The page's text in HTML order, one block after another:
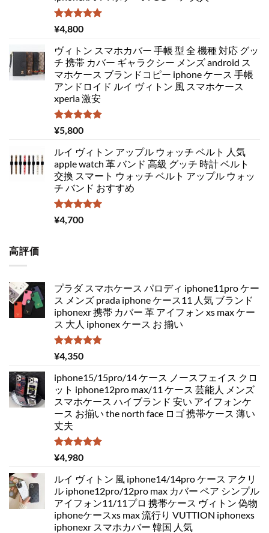
5段階中
5.00
¥4,800
ヴィトン スマホカバー 手帳 型 全 機種 対応 グッ
チ 携帯 カバー ギャラクシー メンズ android ス
マホケース ブランドコピー iphone ケース 手帳
アンドロイド ルイ ヴィトン 風 スマホケース
xperia 激安
5段階中
5.00
¥5,800
ルイ ヴィトン アップル ウォッチ ベルト 人気
apple watch 革 バンド 高級 グッチ 時計 ベルト
交換 スマート ウォッチ ベルト アップル ウォッ
チ バンド おすすめ
5段階中
5.00
¥4,700
高評価
プラダ スマホケース パロディ iphone11pro ケー
ス メンズ prada iphone ケース11 人気 ブランド
iphonexr 携帯 カバー 革 アイフォン xs max ケー
ス 大人 iphonex ケース お 揃い
5段階中
5.00
¥4,350
iphone15/15pro/14 ケース ノースフェイス クロ
ット iphone12pro max/11 ケース 芸能人 メンズ
スマホケース ハイブランド 安い アイフォンケ
ース お揃い the north face ロゴ 携帯ケース 薄い
丈夫
5段階中
5.00
¥4,980
ルイ ヴィトン 風 iphone14/14pro ケース アクリ
ル iphone12pro/12pro max カバー ペア シンプル
アイフォン11/11プロ 携帯ケース ヴィトン 偽物
iphoneケースxs max 流行り VUTTION iphonexs
iphonexr スマホカバー 韓国 人気